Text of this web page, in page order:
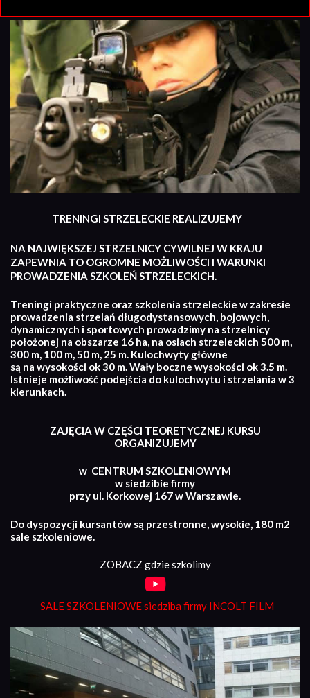
TRENINGI STRZELECKIE REALIZUJEMY
NA NAJWIĘKSZEJ STRZELNICY CYWILNEJ W KRAJU
ZAPEWNIA TO OGROMNE MOŻLIWOŚCI I WARUNKI
PROWADZENIA SZKOLEŃ STRZELECKICH.
Treningi praktyczne oraz szkolenia strzeleckie w zakresie
prowadzenia strzelań długodystansowych, bojowych,
dynamicznych i sportowych prowadzimy na strzelnicy
położonej na obszarze 16 ha, na osiach strzeleckich 500 m,
300 m, 100 m, 50 m, 25 m. Kulochwyty główne
są na wysokości ok 30 m. Wały boczne wysokości ok 3.5 m.
Istnieje możliwość podejścia do kulochwytu i strzelania w 3
kierunkach.
ZAJĘCIA W CZĘŚCI TEORETYCZNEJ KURSU
ORGANIZUJEMY
w CENTRUM SZKOLENIOWYM
w siedzibie firmy
przy ul. Korkowej 167 w Warszawie.
Do dyspozycji kursantów są przestronne, wysokie, 180 m2
sale szkoleniowe.
ZOBACZ gdzie szkolimy
SALE SZKOLENIOWE siedziba firmy INCOLT FILM